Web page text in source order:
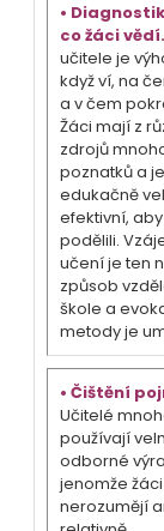
•
co žáci vědí.
učitele je
když ví, na
a v čem
Žáci mají z
zdrojů
poznatků a je
edukačně
efektivní,
podělili.
učení je ten
způsob
škole a
metody je
• Čištění
Učitelé
používají
odborné
jenomže
nerozumějí